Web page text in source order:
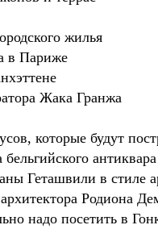
жилья
в Париже
Жака Гранжа
которые будут
Геташвили в стиле
Родиона
надо посетить в